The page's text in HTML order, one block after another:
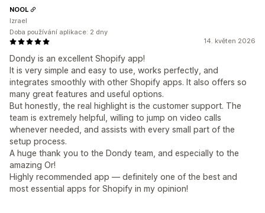
14. květen 2026
Dondy is an excellent Shopify app!
It is very simple and easy to use, works perfectly, and
integrates smoothly with other Shopify apps. It also offers so
many great features and useful options.
But honestly, the real highlight is the customer support. The
team is extremely helpful, willing to jump on video calls
whenever needed, and assists with every small part of the
setup process.
A huge thank you to the Dondy team, and especially to the
amazing Or!
Highly recommended app — definitely one of the best and
most essential apps for Shopify in my opinion!
NOOL
Izrael
Doba používání aplikace: 2 dny